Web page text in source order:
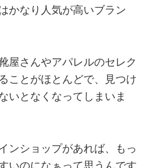
かなり人気が高いブラン
屋さんやアパレルのセレク
ことがほとんどで、見つけ
いとなくなってしまいま
ンショップがあれば、もっ